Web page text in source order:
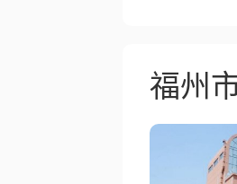
福州